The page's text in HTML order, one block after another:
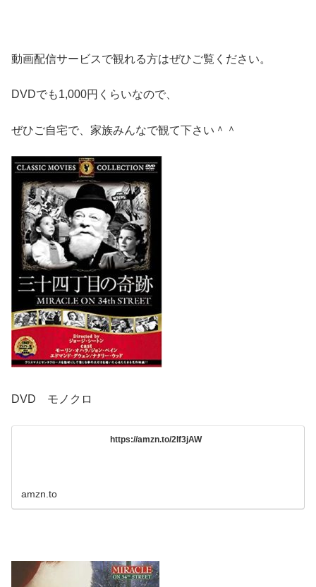
動画配信サービスで観れる方はぜひご覧ください。
DVDでも1,000円くらいなので、
ぜひご自宅で、家族みんなで観て下さい＾＾
DVD モノクロ
https://amzn.to/2If3jAW
amzn.to